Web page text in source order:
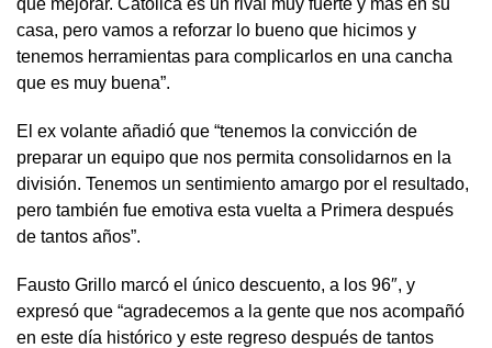
casa, pero vamos a reforzar lo bueno que hicimos y
tenemos herramientas para complicarlos en una cancha
que es muy buena”.
El ex volante añadió que “tenemos la convicción de
preparar un equipo que nos permita consolidarnos en la
división. Tenemos un sentimiento amargo por el resultado,
pero también fue emotiva esta vuelta a Primera después
de tantos años”.
Fausto Grillo marcó el único descuento, a los 96″, y
expresó que “agradecemos a la gente que nos acompañó
en este día histórico y este regreso después de tantos